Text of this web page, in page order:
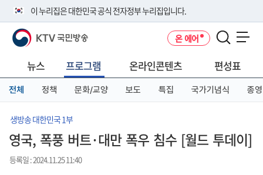
이 누리집은 대한민국 공식 전자정부 누리집입니다.
공식 누리집 주소 확인하기
니다.
이밖에 or.kr 또는 .kr등 다른 도메인 주소를 사용하고 있다면 아래 URL에
서 도메인 주소를 확인해 보세요
KTV 국민방송 온 에어
뉴스 프로그램 온라인콘텐츠 편성표
전체 정책 문화/교양 보도 특집 국가기념식 종영
생방송 대한민국 1부
영국, 폭풍 버트·대만 폭우 침수 [월드 투데이]
등록일 : 2024.11.25 11:40